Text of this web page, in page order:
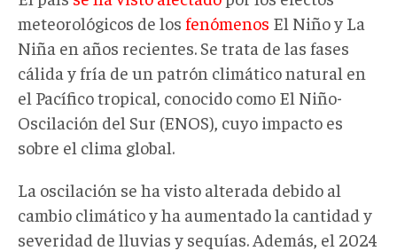
meteorológicos de los fenómenos El Niño y La
Niña en años recientes. Se trata de las fases
cálida y fría de un patrón climático natural en
el Pacífico tropical, conocido como El Niño-
Oscilación del Sur (ENOS), cuyo impacto es
sobre el clima global.
La oscilación se ha visto alterada debido al
cambio climático y ha aumentado la cantidad y
severidad de lluvias y sequías. Además, el 2024